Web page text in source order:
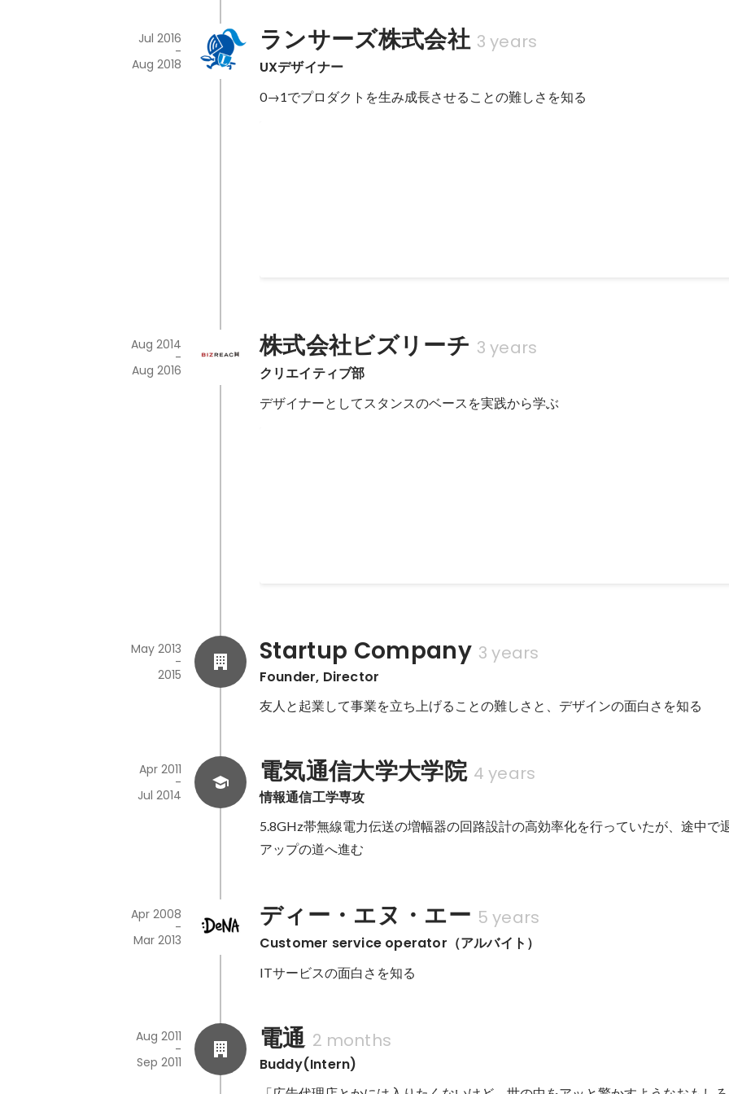
ランサーズ株式会社 3 years
UXデザイナー
Jul 2016
-
Aug 2018
0→1でプロダクトを生み成長させることの難しさを知る
株式会社ビズリーチ 3 years
クリエイティブ部
Aug 2014
-
Aug 2016
デザイナーとしてスタンスのベースを実践から学ぶ
Startup Company 3 years
Founder, Director
May 2013
-
2015
友人と起業して事業を立ち上げることの難しさと、デザインの面白さを知る
電気通信大学大学院 4 years
情報通信工学専攻
Apr 2011
-
Jul 2014
5.8GHz帯無線電力伝送の増幅器の回路設計の高効率化を行っていたが、途中で
アップの道へ進む
ディー・エヌ・エー 5 years
Customer service operator（アルバイト）
Apr 2008
-
Mar 2013
ITサービスの面白さを知る
電通 2 months
Buddy(Intern)
Aug 2011
-
Sep 2011